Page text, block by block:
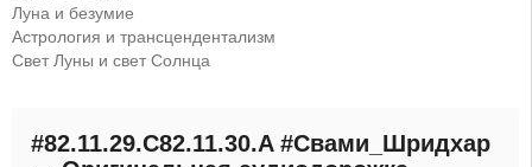
Луна и безумие
Астрология и трансцендентализм
Свет Луны и свет Солнца
#82.11.29.C82.11.30.A #Свами_Шридхар